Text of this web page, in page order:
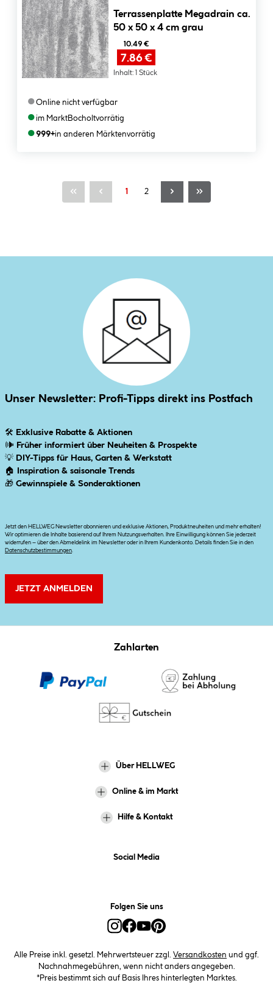
Terrassenplatte Megadrain ca.
50 x 50 x 4 cm grau
10.49 €
7.86 €
Inhalt: 1 Stück
●Online nicht verfügbar
●im MarktBocholtvorrätig
●999+in anderen Märktenvorrätig
Seite
1 Seite
2
Unser Newsletter: Profi-Tipps direkt ins Postfach
🛠 Exklusive Rabatte & Aktionen
🕪 Früher informiert über Neuheiten & Prospekte
💡 DIY-Tipps für Haus, Garten & Werkstatt
🏠
Inspiration & saisonale Trends
🎁 Gewinnspiele & Sonderaktionen
Jetzt den HELLWEG Newsletter abonnieren und exklusive Aktionen, Produktneuheiten und mehr erhalten!
Wir optimieren die Inhalte basierend auf Ihrem Nutzungsverhalten. Ihre Einwilligung können Sie jederzeit
widerrufen – über den Abmeldelink im Newsletter oder in Ihrem Kundenkonto. Details finden Sie in den
Datenschutzbestimmungen
JETZT ANMELDEN
Zahlarten
Über HELLWEG
Online & im Markt
Hilfe & Kontakt
Social Media
Folgen Sie uns
Alle Preise inkl. gesetzl. Mehrwertsteuer zzgl. Versandkosten und ggf.
Nachnahmegebühren, wenn nicht anders angegeben.
*Preis bestimmt sich auf Basis Ihres hinterlegten Marktes.